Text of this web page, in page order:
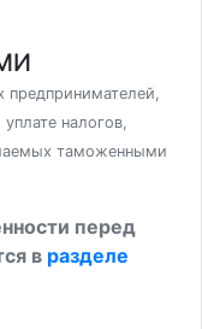
предпринимателей,
налогов,
таможенными
перед
в разделе